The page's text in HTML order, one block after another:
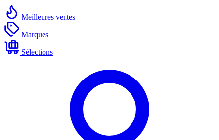
Meilleures ventes
Marques
Sélections